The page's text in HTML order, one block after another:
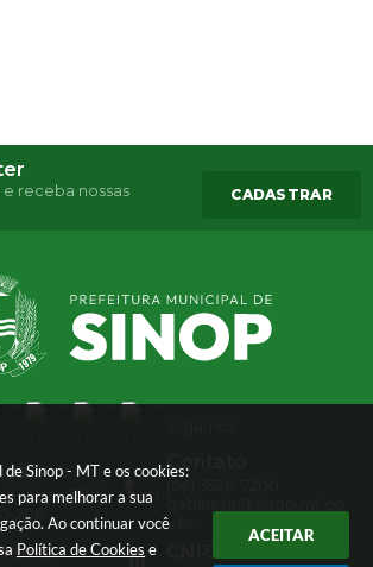
Sinop - MT e os cookies:
para melhorar a sua
Ao continuar você
Política de Cookies e
ACEITAR
e receba nossas
CADASTRAR
1386 - Centro
206
Contato
v.br
CNPJ